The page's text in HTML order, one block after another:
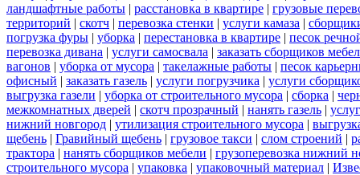
ландшафтные работы | расстановка в квартире | грузовые
территорий | скотч | перевозка стенки | услуги камаза |
погрузка фуры | уборка | перестановка в квартире | песок
перевозка дивана | услуги самосвала | заказать сборщиков
вагонов | уборка от мусора | такелажные работы | песок
офисный | заказать газель | услуги погрузчика | услуги
выгрузка газели | уборка от строительного мусора | сборка |
межкомнатных дверей | скотч прозрачный | нанять газель |
нижний новгород | утилизация строительного мусора |
щебень | Гравийный щебень | грузовое такси | слом строений |
трактора | нанять сборщиков мебели | грузоперевозка нижний
строительного мусора | упаковка | упаковочный материал |